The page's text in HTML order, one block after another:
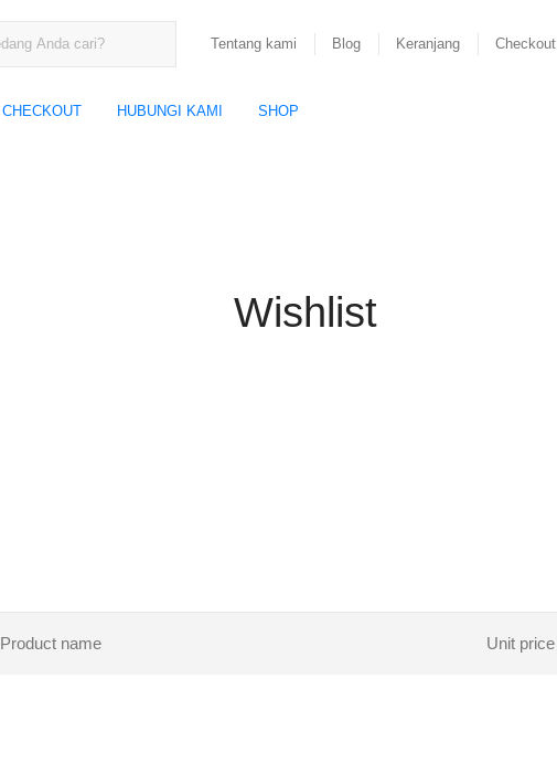
Tentang kami Blog Keranjang Checkout
CHECKOUT HUBUNGI KAMI SHOP
Wishlist
Product name Unit price